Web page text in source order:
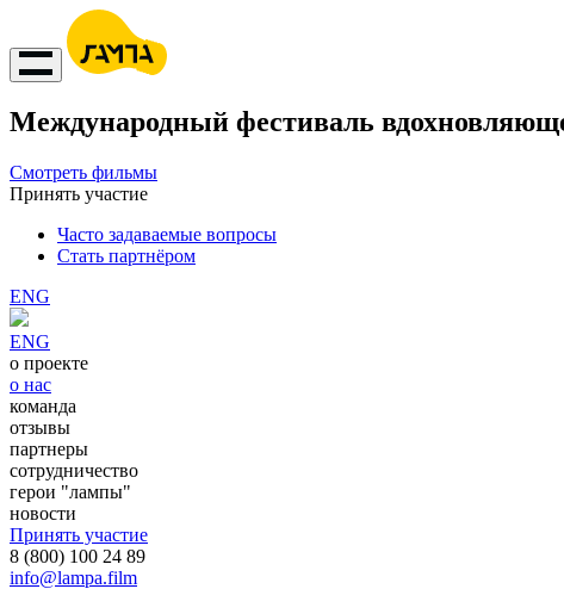
Международный фестиваль
Смотреть фильмы
Принять участие
Часто задаваемые вопросы
Стать партнёром
ENG
ENG
о проекте
о нас
команда
отзывы
партнеры
сотрудничество
герои "лампы"
новости
Принять участие
8 (800) 100 24 89
info@lampa.film